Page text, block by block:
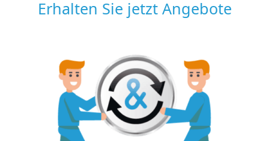
Erhalten Sie jetzt Angebote